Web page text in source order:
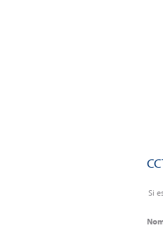
Si